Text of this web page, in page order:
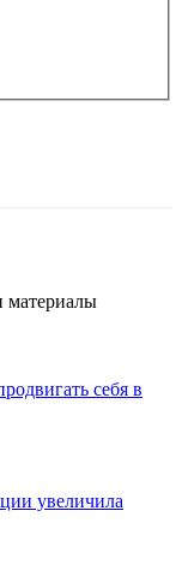
материалы
себя в
увеличила